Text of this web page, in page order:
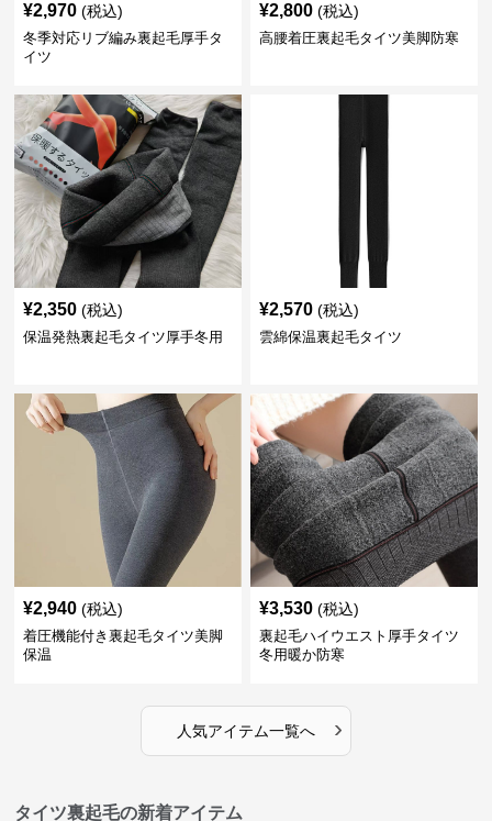
¥2,970 (税込)
冬季対応リブ編み裏起毛厚手タ
イツ
¥2,800 (税込)
高腰着圧裏起毛タイツ美脚防寒
¥2,350 (税込)
保温発熱裏起毛タイツ厚手冬用
¥2,570 (税込)
雲綿保温裏起毛タイツ
¥2,940 (税込)
着圧機能付き裏起毛タイツ美脚
保温
¥3,530 (税込)
裏起毛ハイウエスト厚手タイツ
冬用暖か防寒
人気アイテム一覧へ ›
タイツ裏起毛の新着アイテム